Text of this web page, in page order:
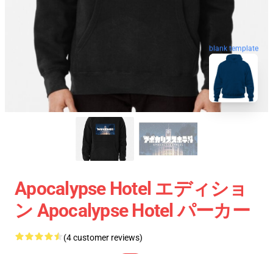
blank template
Apocalypse Hotel エディショ
ン Apocalypse Hotel パーカー
(4 customer reviews)